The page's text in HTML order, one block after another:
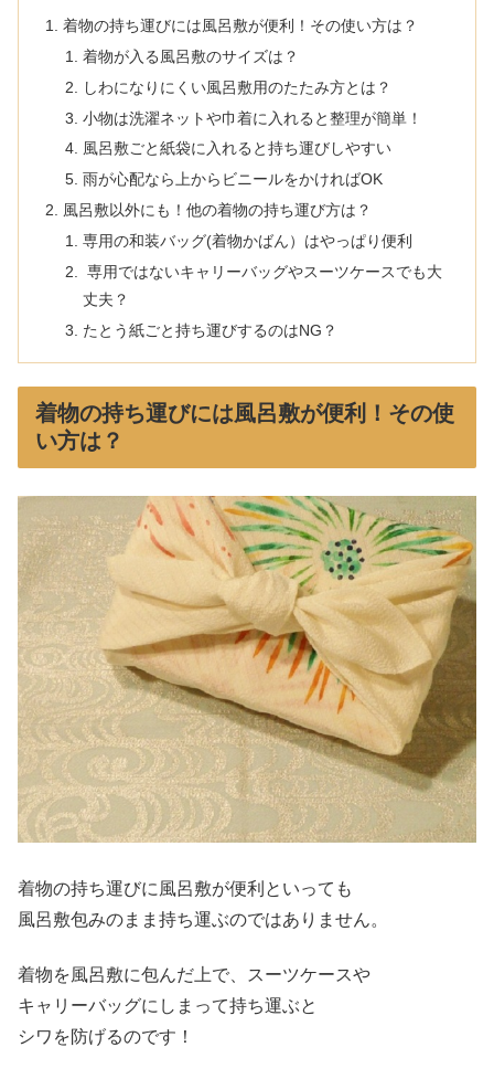
着物の持ち運びには風呂敷が便利！その使い方は？
着物が入る風呂敷のサイズは？
しわになりにくい風呂敷用のたたみ方とは？
小物は洗濯ネットや巾着に入れると整理が簡単！
風呂敷ごと紙袋に入れると持ち運びしやすい
雨が心配なら上からビニールをかければOK
風呂敷以外にも！他の着物の持ち運び方は？
専用の和装バッグ(着物かばん）はやっぱり便利
専用ではないキャリーバッグやスーツケースでも大
丈夫？
たとう紙ごと持ち運びするのはNG？
着物の持ち運びには風呂敷が便利！その使
い方は？
着物の持ち運びに風呂敷が便利といっても
風呂敷包みのまま持ち運ぶのではありません。
着物を風呂敷に包んだ上で、スーツケースや
キャリーバッグにしまって持ち運ぶと
シワを防げるのです！